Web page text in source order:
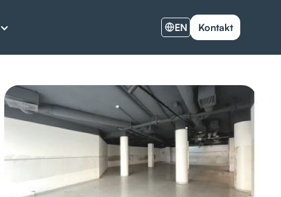
EN Kontakt